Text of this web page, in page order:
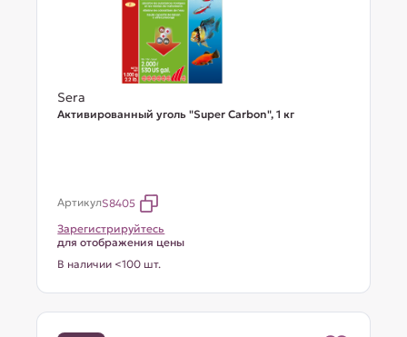
Sera
Активированный уголь "Super Carbon", 1 кг
АртикулS8405
Зарегистрируйтесь
для отображения цены
В наличии <100 шт.